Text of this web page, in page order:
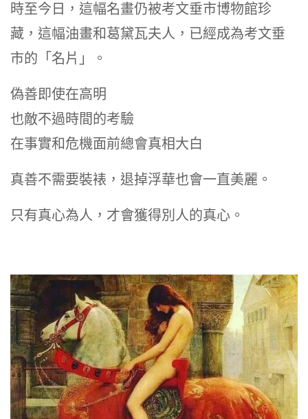
時至今日，這幅名畫仍被考文垂市博物館珍
藏，這幅油畫和葛黛瓦夫人，已經成為考文垂
市的「名片」。
偽善即使在高明
也敵不過時間的考驗
在事實和危機面前總會真相大白
真善不需要裝裱，退掉浮華也會一直美麗。
只有真心為人，才會獲得別人的真心。